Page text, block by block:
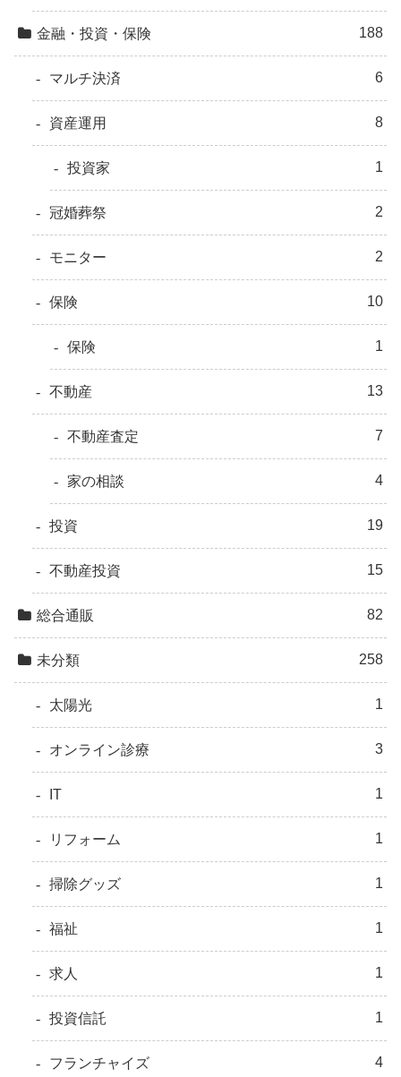
金融・投資・保険 188
マルチ決済 6
資産運用 8
投資家 1
冠婚葬祭 2
モニター 2
保険 10
保険 1
不動産 13
不動産査定 7
家の相談 4
投資 19
不動産投資 15
総合通販 82
未分類 258
太陽光 1
オンライン診療 3
IT 1
リフォーム 1
掃除グッズ 1
福祉 1
求人 1
投資信託 1
フランチャイズ 4